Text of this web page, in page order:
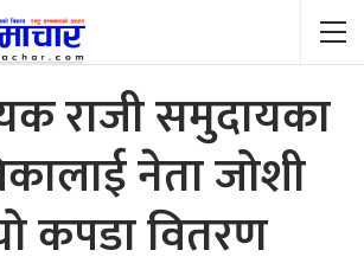
राजी समुदायका
नेता जोशी
कपडा वितरण